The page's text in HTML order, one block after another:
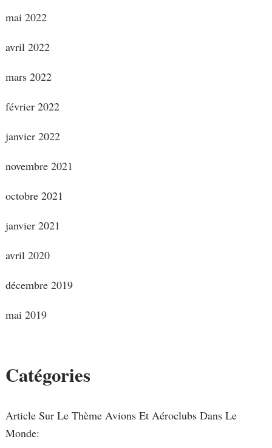
mai 2022
avril 2022
mars 2022
février 2022
janvier 2022
novembre 2021
octobre 2021
janvier 2021
avril 2020
décembre 2019
mai 2019
Catégories
Article Sur Le Thème Avions Et Aéroclubs Dans Le
Monde: